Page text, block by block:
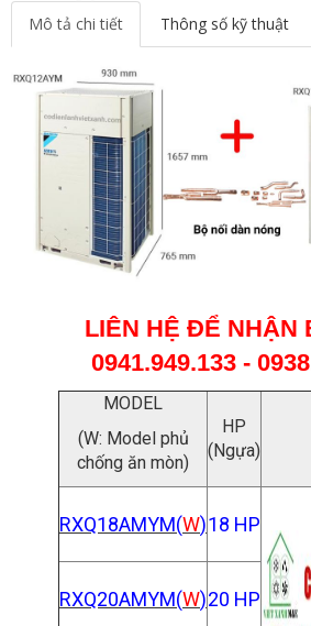
Mô tả chi tiết
Thông số kỹ thuật
LIÊN HỆ ĐỂ NHẬN
0941.949.133 -
MODEL
(W: Model phủ
chống ăn mòn)
HP
(Ngựa)
RXQ18AMYM(W)18 HP
RXQ20AMYM(W)20 HP